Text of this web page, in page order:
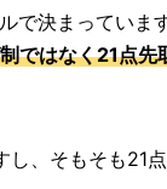
決まっています
ではなく21点先
、そもそも21